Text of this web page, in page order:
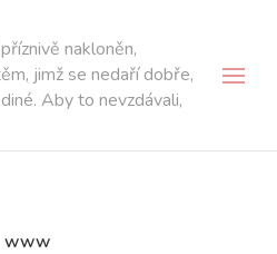
nakloněn,
jimž se nedaří dobře,
Aby to nevzdávali,
WWW